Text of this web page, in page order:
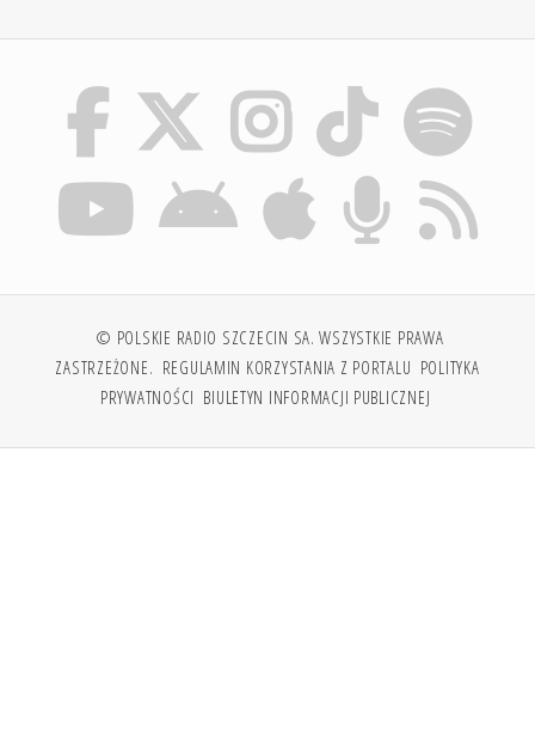
© POLSKIE RADIO SZCZECIN SA. WSZYSTKIE PRAWA
ZASTRZEŻONE. REGULAMIN KORZYSTANIA Z PORTALU POLITYKA
PRYWATNOŚCI BIULETYN INFORMACJI PUBLICZNEJ